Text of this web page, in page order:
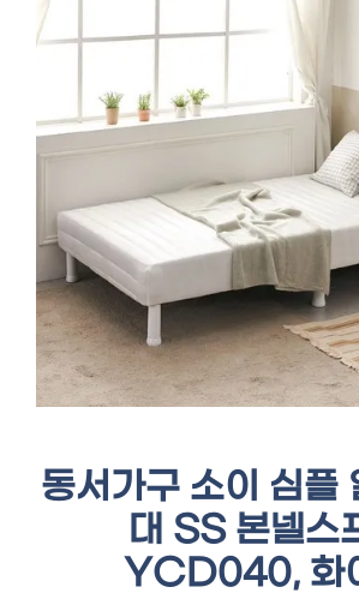
동서가구 소이 심플
대 SS 본넬스
YCD040, 화